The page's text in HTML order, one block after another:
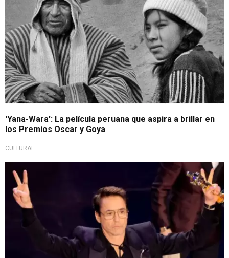
'Yana-Wara': La película peruana que aspira a brillar en
los Premios Oscar y Goya
CULTURAL
Lo logró